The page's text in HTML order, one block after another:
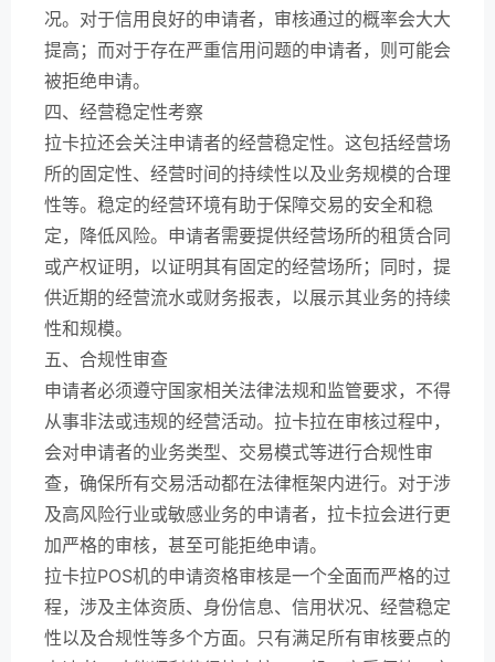
况。对于信用良好的申请者，审核通过的概率会大大
提高；而对于存在严重信用问题的申请者，则可能会
被拒绝申请。
四、经营稳定性考察
拉卡拉还会关注申请者的经营稳定性。这包括经营场
所的固定性、经营时间的持续性以及业务规模的合理
性等。稳定的经营环境有助于保障交易的安全和稳
定，降低风险。申请者需要提供经营场所的租赁合同
或产权证明，以证明其有固定的经营场所；同时，提
供近期的经营流水或财务报表，以展示其业务的持续
性和规模。
五、合规性审查
申请者必须遵守国家相关法律法规和监管要求，不得
从事非法或违规的经营活动。拉卡拉在审核过程中，
会对申请者的业务类型、交易模式等进行合规性审
查，确保所有交易活动都在法律框架内进行。对于涉
及高风险行业或敏感业务的申请者，拉卡拉会进行更
加严格的审核，甚至可能拒绝申请。
拉卡拉POS机的申请资格审核是一个全面而严格的过
程，涉及主体资质、身份信息、信用状况、经营稳定
性以及合规性等多个方面。只有满足所有审核要点的